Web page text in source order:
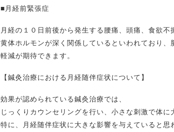
■月経前緊張症
月経の１０日前後から発生する腰痛、頭痛、食欲不
黄体ホルモンが深く関係しているといわれており
軽減が期待できます。
【鍼灸治療における月経随伴症状について】
効果が認められている鍼灸治療では、
じっくりカウンセリングを行い、小さな刺激で体に
特に、月経随伴症状に大きな影響を与えていると